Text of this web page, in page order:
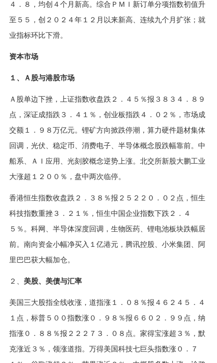
４．８ ，均创 ４个月新高。综合 ＰＭＩ 新订单分项指数初值升
至 ５５ ，创 ２０２４年 １２ 月以来新高、连续九个月扩张；就
业指标环比下滑。
资本市场
１、 Ａ 股与港股市场
Ａ 股单边下挫，上证指数收盘跌 ２．４５％报 ３８３４．８９
点，深证成指跌 ３．４１％ ，创业板指跌 ４．０２％ ，市场成
交额 １．９８万亿元。锂矿方向掀跌停潮，算力硬件题材集体
回调，光伏、稳定币、消费电子、半导体概念股跌幅靠前。中
船系、
ＡＩ 应用、光刻胶概念逆势上涨。北交所新股大鹏工业
大涨超 １２００％ ，盘中两次临停。
香港恒生指数收盘跌 ２．３８％报 ２５２２０．０２ 点，恒生
科技指数重挫３．２１％ ，恒生中国企业指数下跌 ２．４
５％ 。科网、半导体深度回调，生物医药、锂电池板块跌幅居
前。南向资金小幅净买入 １亿港元，腾讯控股、小米集团、阿
里巴巴获大幅加仓。
２、美股、美债与汇率
美国三大股指全线收涨，道指涨 １．０８％报 ４６２４５．４
１ 点，标普 ５００指数涨０．９８％报 ６６０２．９９ 点，纳
指涨０．８８％报 ２２２７３．０８ 点。家得宝涨超 ３％ ，默
克涨近 ３％ ，领涨道指。万得美国科技七巨头指数涨０．７